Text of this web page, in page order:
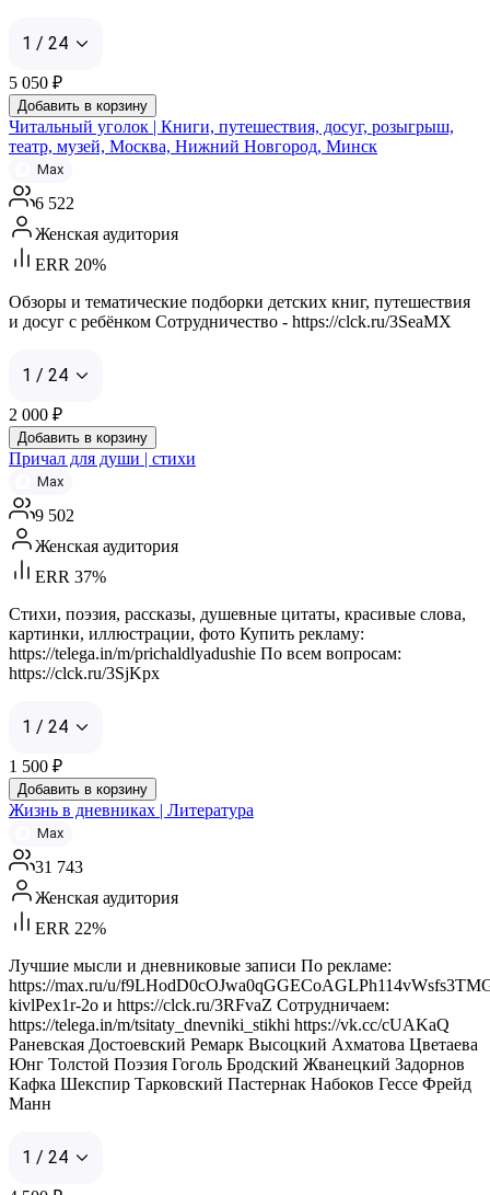
1 / 24
5 050 ₽
Добавить в корзину
Читальный уголок | Книги, путешествия, досуг, розыгрыш,
театр, музей, Москва, Нижний Новгород, Минск
Max
6 522
Женская аудитория
ERR 20%
Обзоры и тематические подборки детских книг, путешествия
и досуг с ребёнком Сотрудничество - https://clck.ru/3SeaMX
1 / 24
2 000 ₽
Добавить в корзину
Причал для души | стихи
Max
9 502
Женская аудитория
ERR 37%
Стихи, поэзия, рассказы, душевные цитаты, красивые слова,
картинки, иллюстрации, фото Купить рекламу:
https://telega.in/m/prichaldlyadushie По всем вопросам:
https://clck.ru/3SjKpx
1 / 24
1 500 ₽
Добавить в корзину
Жизнь в дневниках | Литература
Max
31 743
Женская аудитория
ERR 22%
Лучшие мысли и дневниковые записи По рекламе:
https://max.ru/u/
kivlPex1r-2o и https://clck.ru/3RFvaZ Сотрудничаем:
https://telega.in/m/tsitaty_dnevniki_stikhi https://vk.cc/cUAKaQ
Раневская Достоевский Ремарк Высоцкий Ахматова Цветаева
Юнг Толстой Поэзия Гоголь Бродский Жванецкий Задорнов
Кафка Шекспир Тарковский Пастернак Набоков Гессе Фрейд
Манн
1 / 24